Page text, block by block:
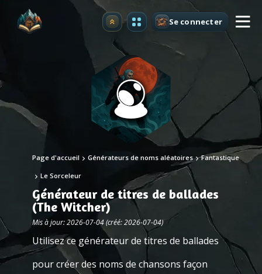
Premium Se connecter
Page d'accueil Générateurs de noms aléatoires Fantastique
Le Sorceleur
Générateur de titres de ballades
(The Witcher)
Mis à jour: 2026-07-04 (créé: 2026-07-04)
Utilisez ce générateur de titres de ballades
pour créer des noms de chansons façon